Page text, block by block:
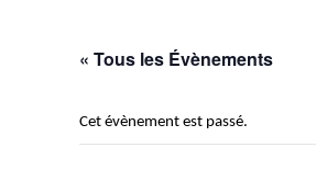
« Tous les Évènements
Cet évènement est passé.